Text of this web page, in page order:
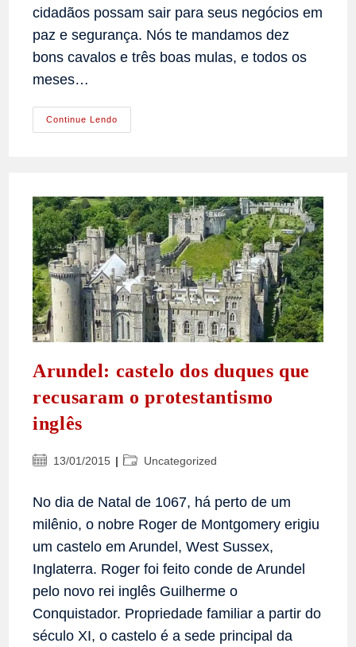
cidadãos possam sair para seus negócios em
paz e segurança. Nós te mandamos dez
bons cavalos e três boas mulas, e todos os
meses…
Continue Lendo
De
Arundel: castelo dos duques que
recusaram o protestantismo
inglês
Post13/01/2015
Categoria
Uncategorized
No dia de Natal de 1067, há perto de um
milênio, o nobre Roger de Montgomery erigiu
um castelo em Arundel, West Sussex,
Inglaterra. Roger foi feito conde de Arundel
pelo novo rei inglês Guilherme o
Conquistador. Propriedade familiar a partir do
século XI, o castelo é a sede principal da